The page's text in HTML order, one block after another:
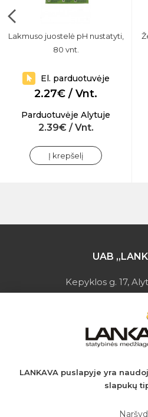
Lakmuso juostelė pH nustatyti,
80 vnt.
El. parduotuvėje
2.27€ / Vnt.
Parduotuvėje Alytuje
2.39€ / Vnt.
Į krepšelį
UAB
Kepyklos g. 17,
Įmonės kodas:
PVM mokėtojo
A.s.:
AB SEB
+370
LANKAVA puslapyje yra
slapukų